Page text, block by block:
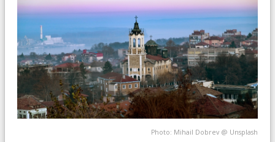
Photo: Mihail Dobrev @ Unsplash